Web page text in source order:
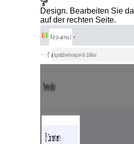
Design. Bearbeiten Sie
auf der rechten Seite.